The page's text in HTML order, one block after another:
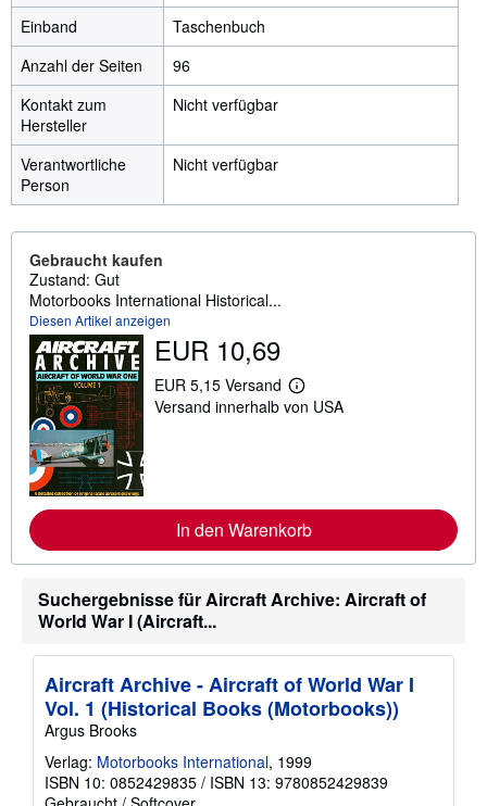
Einband
Taschenbuch
Anzahl der Seiten
96
Kontakt zum
Hersteller
Nicht verfügbar
Verantwortliche
Person
Nicht verfügbar
Gebraucht kaufen
Zustand: Gut
Motorbooks International Historical...
Diesen Artikel anzeigen
EUR 10,69
EUR 5,15 Versand
W
e
I
n
f
o
a
o
e
n
z
e
r
Versand innerhalb von USA
In den Warenkorb
Suchergebnisse für Aircraft Archive: Aircraft of
World War I (Aircraft...
Aircraft Archive - Aircraft of World War I
Vol. 1 (Historical Books (Motorbooks))
Argus Brooks
Verlag: Motorbooks International, 1999
ISBN 10: 0852429835 / ISBN 13: 9780852429839